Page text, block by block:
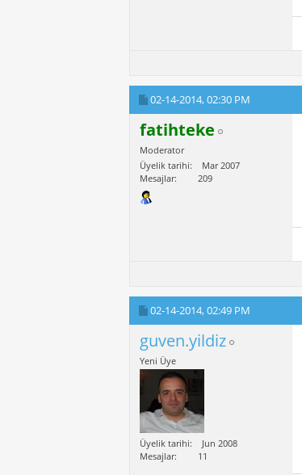
02-14-2014,02:30 PM
fatihteke
Moderator
Üyelik tarihi
Mar 2007
Mesajlar
209
02-14-2014,02:49 PM
guven.yildiz
Yeni Üye
Üyelik tarihi
Jun 2008
Mesajlar
11